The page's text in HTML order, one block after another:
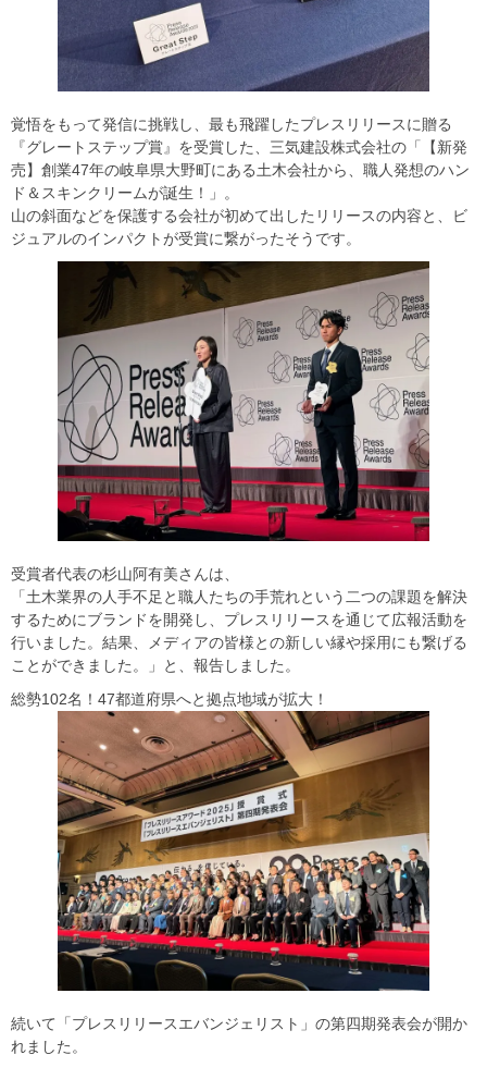
覚悟をもって発信に挑戦し、最も飛躍したプレスリリースに贈る
『グレートステップ賞』を受賞した、三気建設株式会社の「【新発
売】創業47年の岐阜県大野町にある土木会社から、職人発想のハン
ド＆スキンクリームが誕生！」。
山の斜面などを保護する会社が初めて出したリリースの内容と、ビ
ジュアルのインパクトが受賞に繋がったそうです。
受賞者代表の杉山阿有美さんは、
「土木業界の人手不足と職人たちの手荒れという二つの課題を解決
するためにブランドを開発し、プレスリリースを通じて広報活動を
行いました。結果、メディアの皆様との新しい縁や採用にも繋げる
ことができました。」と、報告しました。
総勢102名！47都道府県へと拠点地域が拡大！
続いて「プレスリリースエバンジェリスト」の第四期発表会が開か
れました。